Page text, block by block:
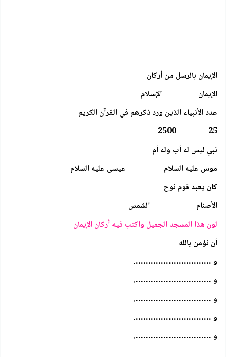
الإيمان بالرسل من أركان
الإيمان الإسلام
عدد الأنبياء الذين ورد ذكرهم في القرآن الكريم
25 2500
نبي ليس له أب وله أم
موس عليه السلام عيسى عليه السلام
كان يعبد قوم نوح
الأصنام الشمس
لون هذا المسجد الجميل واكتب فيه أركان الإيمان
أن نؤمن بالله
و ………………………….
و ………………………….
و ………………………….
و ………………………….
و ………………………….